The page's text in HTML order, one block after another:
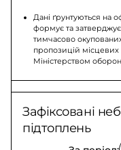
Дані ґрунтуються на
формує та затверджує
тимчасово
пропозицій місцевих
Міністерством
Зафіксовані
підтоплень